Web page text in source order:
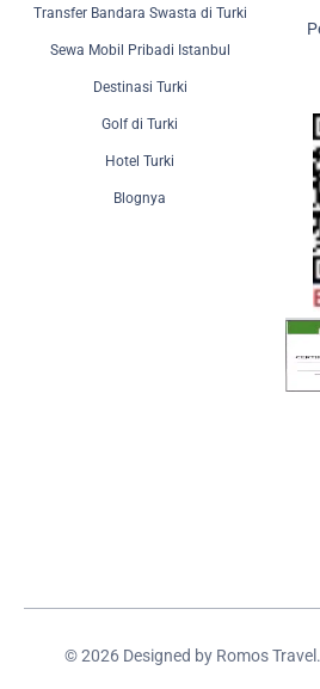
Transfer Bandara Swasta di Turki
Sewa Mobil Pribadi Istanbul
Destinasi Turki
Golf di Turki
Hotel Turki
Blognya
© 2026 Designed by Romos